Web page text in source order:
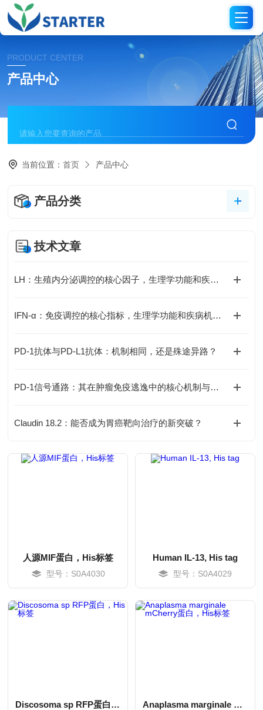
PRODUCT CENTER
产品中心
当前位置：首页 产品中心
产品分类
技术文章
LH：生殖内分泌调控的核心因子，生理学功能和疾病机制全解析
IFN-α：免疫调控的核心指标，生理学功能和疾病机制全解析
PD-1抗体与PD-L1抗体：机制相同，还是殊途异路？
PD-1信号通路：其在肿瘤免疫逃逸中的核心机制与靶向治疗的挑战何在？
Claudin 18.2：能否成为胃癌靶向治疗的新突破？
人源MIF蛋白，His标签
型号：S0A4030
Human IL-13, His tag
型号：S0A4029
Discosoma sp RFP蛋白，His标签 Anaplasma marginale mCherry蛋白，His标签